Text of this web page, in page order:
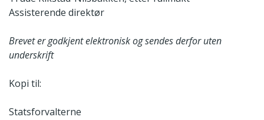
Assisterende direktør
Brevet er godkjent elektronisk og sendes derfor uten
underskrift
Kopi til:
Statsforvalterne